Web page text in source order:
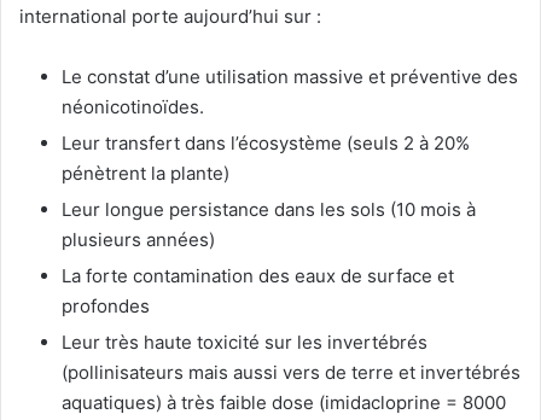
international porte aujourd’hui sur :
Le constat d’une utilisation massive et préventive des
néonicotinoïdes.
Leur transfert dans l’écosystème (seuls 2 à 20%
pénètrent la plante)
Leur longue persistance dans les sols (10 mois à
plusieurs années)
La forte contamination des eaux de surface et
profondes
Leur très haute toxicité sur les invertébrés
(pollinisateurs mais aussi vers de terre et invertébrés
aquatiques) à très faible dose (imidacloprine = 8000